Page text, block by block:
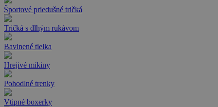
Športové priedušné tričká
Tričká s dlhým rukávom
Bavlnené tielka
Hrejivé mikiny
Pohodlné trenky
Vtipné boxerky